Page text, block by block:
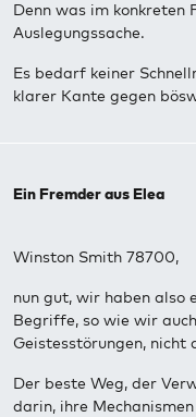
Denn was im
Auslegungssache.
Es bedarf keiner
klarer Kante gegen
Ein Fremder aus Elea
Winston Smith 78700,
nun gut, wir haben also
Begriffe, so wie wir
Geistesstörungen, nicht
Der beste Weg, der
darin, ihre